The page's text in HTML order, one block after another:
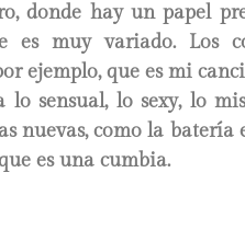
donde hay un papel
es muy variado. Los
por ejemplo, que es mi
sensual, lo sexy, lo
nuevas, como la batería
es una cumbia.